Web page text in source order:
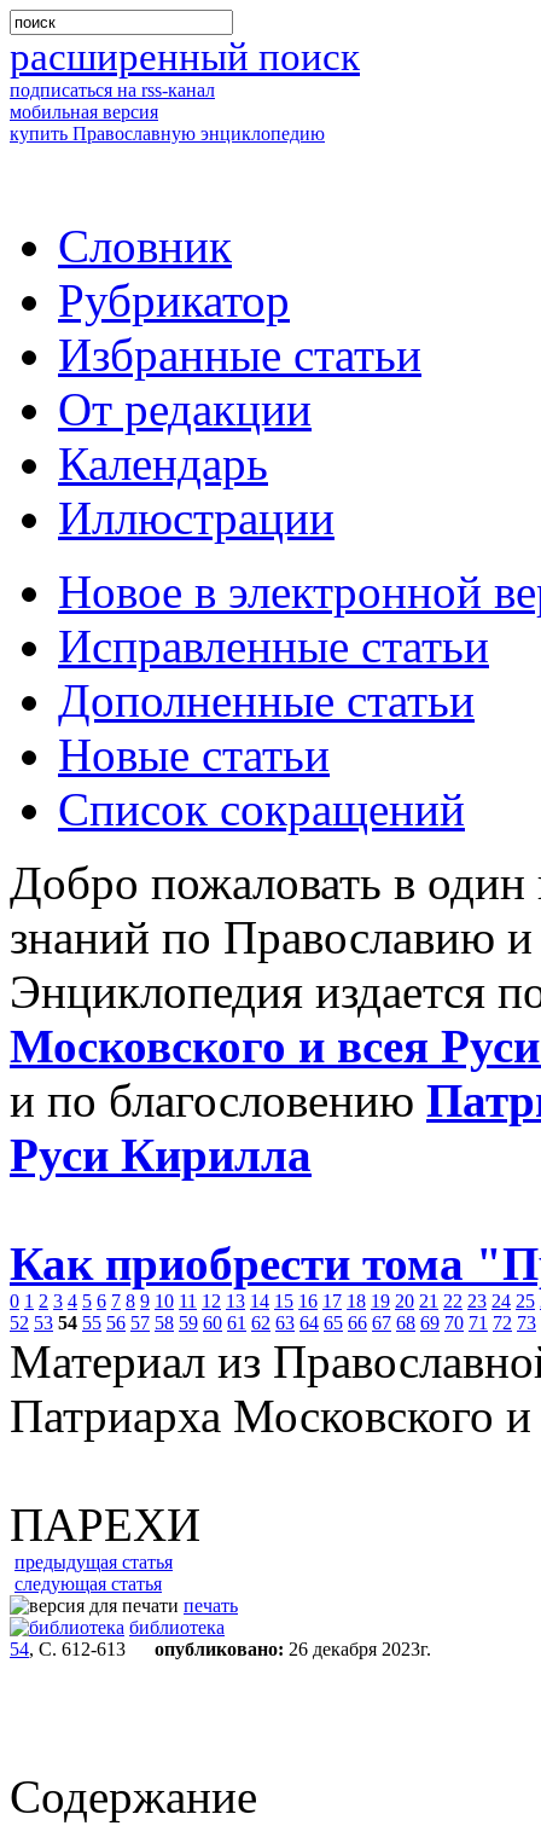
расширенный поиск
подписаться на rss-канал
мобильная версия
купить Православную энциклопедию
Словник
Рубрикатор
Избранные статьи
От редакции
Календарь
Иллюстрации
Новое в электронной
Исправленные статьи
Дополненные статьи
Новые статьи
Список сокращений
Добро пожаловать в
знаний по Православию
Энциклопедия издается
Московского и всея
и по благословению
Руси Кирилла
Как приобрести тома
0 1 2 3 4 5 6 7 8 9 10 11 12 13 14 15 16 17 18 19 20 21 22 23 24 25
52 53 54 55 56 57 58 59 60 61 62 63 64 65 66 67 68 69 70 71 72 73
Материал из
Патриарха Московского
ПАРЕХИ
предыдущая статья
следующая статья
печать
библиотека
54, С. 612-613 опубликовано: 26 декабря 2023г.
Содержание